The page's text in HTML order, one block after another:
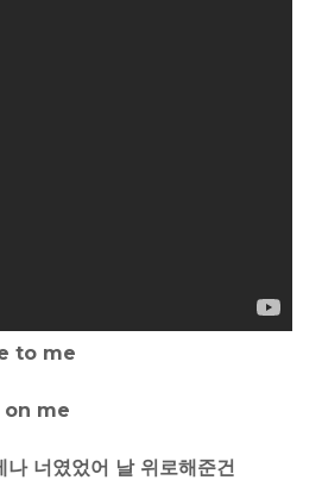
to me
me
너였었어 날 위로해준건